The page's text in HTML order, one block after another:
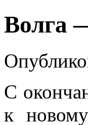
Волга
С
к